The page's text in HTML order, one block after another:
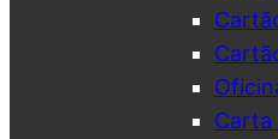
Carta